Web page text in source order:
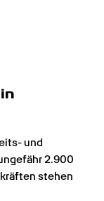
und
2.900
stehen